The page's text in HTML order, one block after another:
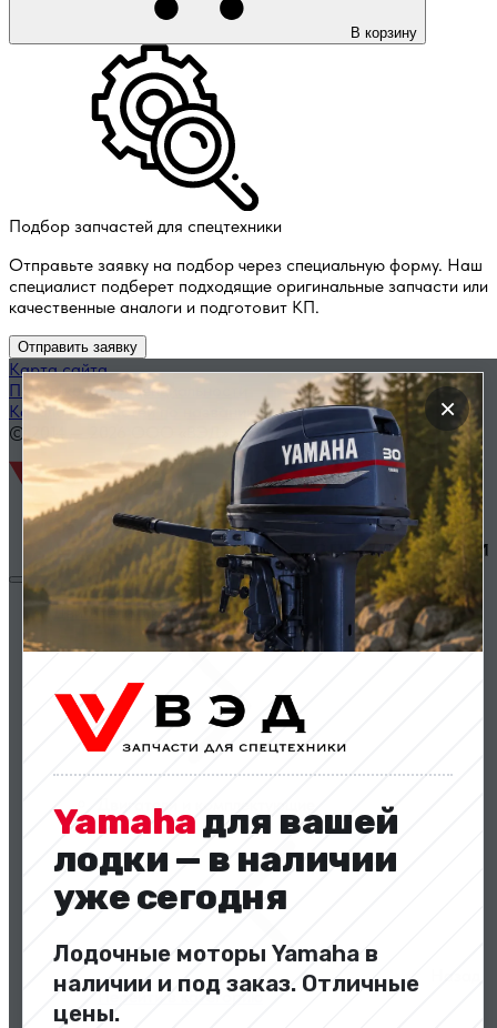
В корзину
Подбор запчастей для спецтехники
Отправьте заявку на подбор через специальную форму. Наш
специалист подберет подходящие оригинальные запчасти или
качественные аналоги и подготовит КП.
Отправить заявку
×
Yamahaдля вашей
лодки — в наличии
уже сегодня
Лодочные моторы Yamaha в
наличии и под заказ. Отличные
цены.
Карта сайта
Политика конфиденциальности
Каталог запчастей по названию
© 2014 — 2026 ООО «ВЭД»
Двигатели и комплектующие
Двигатели и комплектующие
Перейти в категорию